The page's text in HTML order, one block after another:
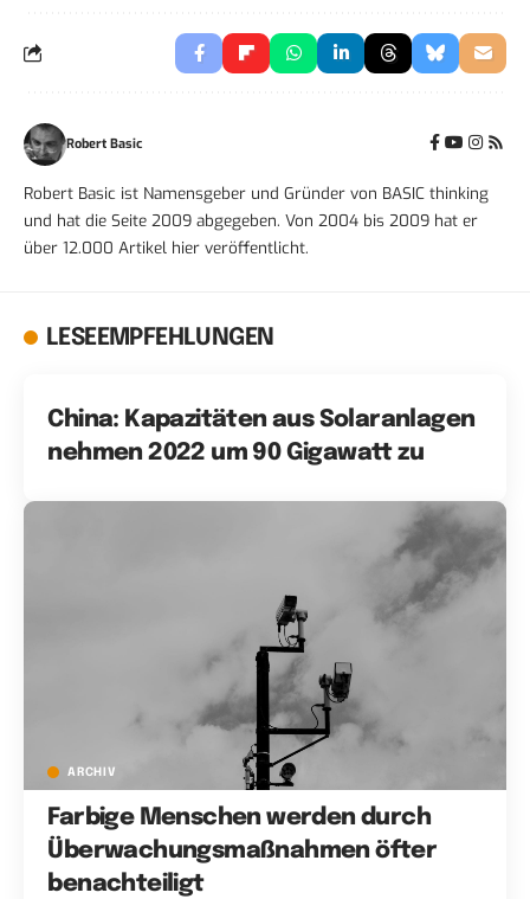
Robert Basic
Robert Basic ist Namensgeber und Gründer von BASIC thinking
und hat die Seite 2009 abgegeben. Von 2004 bis 2009 hat er
über 12.000 Artikel hier veröffentlicht.
LESEEMPFEHLUNGEN
China: Kapazitäten aus Solaranlagen
nehmen 2022 um 90 Gigawatt zu
ARCHIV
Farbige Menschen werden durch
Überwachungsmaßnahmen öfter
benachteiligt